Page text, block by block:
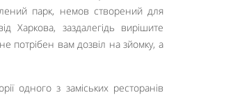
парк, немов створений для
Харкова, заздалегідь вирішите
потрібен вам дозвіл на зйомку, а
одного з заміських ресторанів